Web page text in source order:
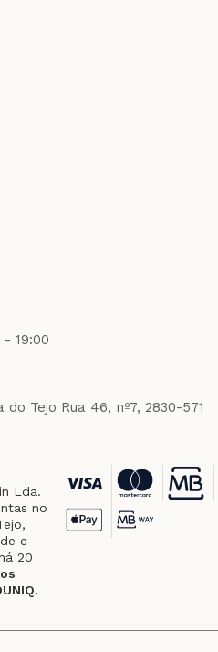
Lda.
no
e
20
19:00
Tejo Rua 46, nº7, 2830-571